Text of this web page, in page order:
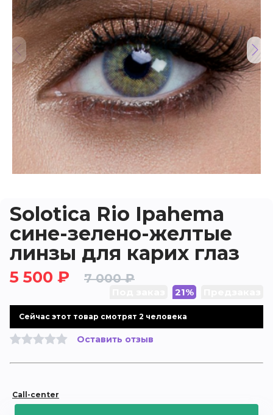
Solotica Rio Ipahema
сине-зелено-желтые
линзы для карих глаз
5 500 ₽ 7 000 ₽
21%
Cейчас этот товар смотрят 2 человека
Оставить отзыв
Call-center